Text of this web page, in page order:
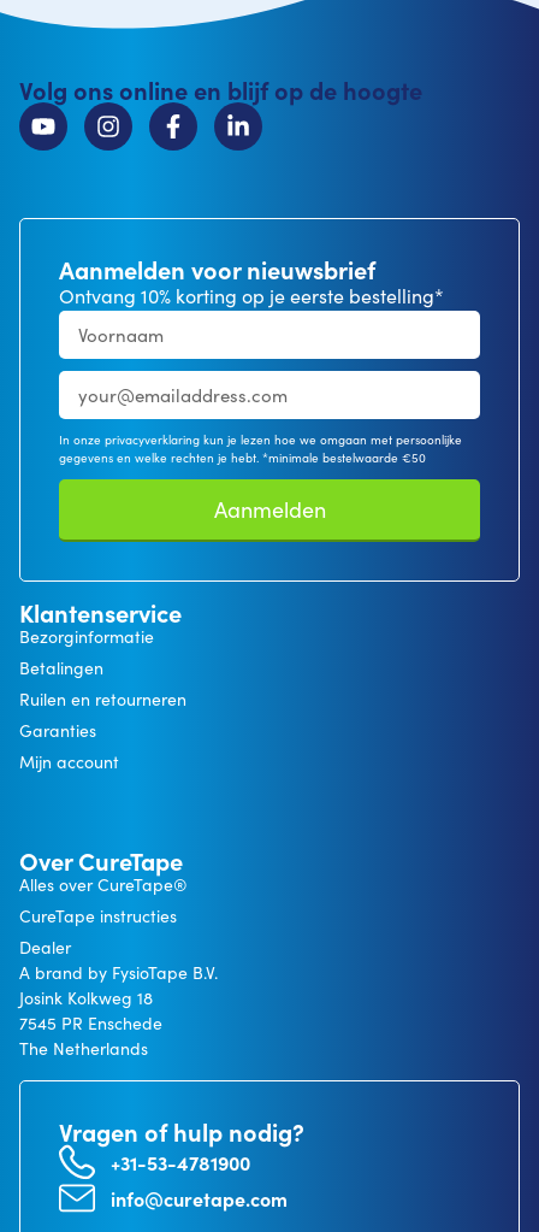
Volg ons online en blijf op de hoogte
Aanmelden voor nieuwsbrief
Ontvang 10% korting op je eerste bestelling*
In onze privacyverklaring kun je lezen hoe we omgaan met persoonlijke
gegevens en welke rechten je hebt. *minimale bestelwaarde €50
Aanmelden
Klantenservice
Bezorginformatie
Betalingen
Ruilen en retourneren
Garanties
Mijn account
Over CureTape
Alles over CureTape®
CureTape instructies
Dealer
A brand by FysioTape B.V.
Josink Kolkweg 18
7545 PR Enschede
The Netherlands
Vragen of hulp nodig?
+31-53-4781900
info@curetape.com